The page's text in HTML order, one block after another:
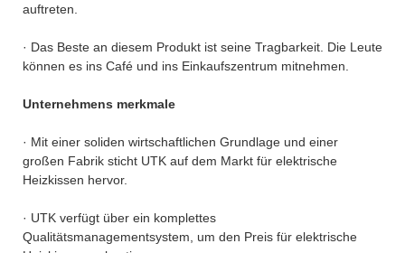
auftreten.
· Das Beste an diesem Produkt ist seine Tragbarkeit. Die Leute
können es ins Café und ins Einkaufszentrum mitnehmen.
Unternehmens merkmale
· Mit einer soliden wirtschaftlichen Grundlage und einer
großen Fabrik sticht UTK auf dem Markt für elektrische
Heizkissen hervor.
· UTK verfügt über ein komplettes
Qualitätsmanagementsystem, um den Preis für elektrische